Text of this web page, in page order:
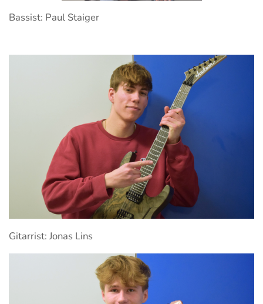
Bassist: Paul Staiger
Gitarrist: Jonas Lins